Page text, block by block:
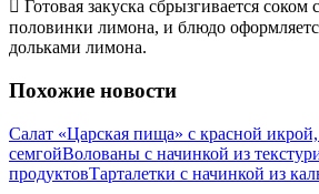
 Готовая закуска сбрызгивается
половинки лимона, и блюдо
дольками лимона.
Похожие новости
Салат «Царская пища» с красной
семгойВолованы с начинкой из
продуктовТарталетки с начинкой из